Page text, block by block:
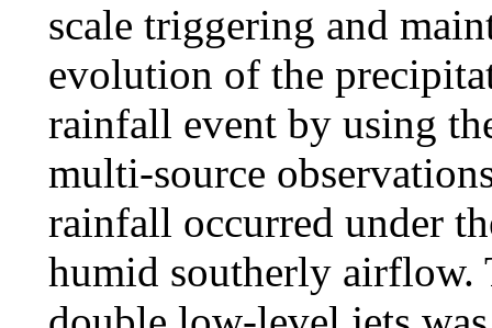
scale triggering and
evolution of the
rainfall event by using
multi-source
rainfall occurred under
humid southerly airflow.